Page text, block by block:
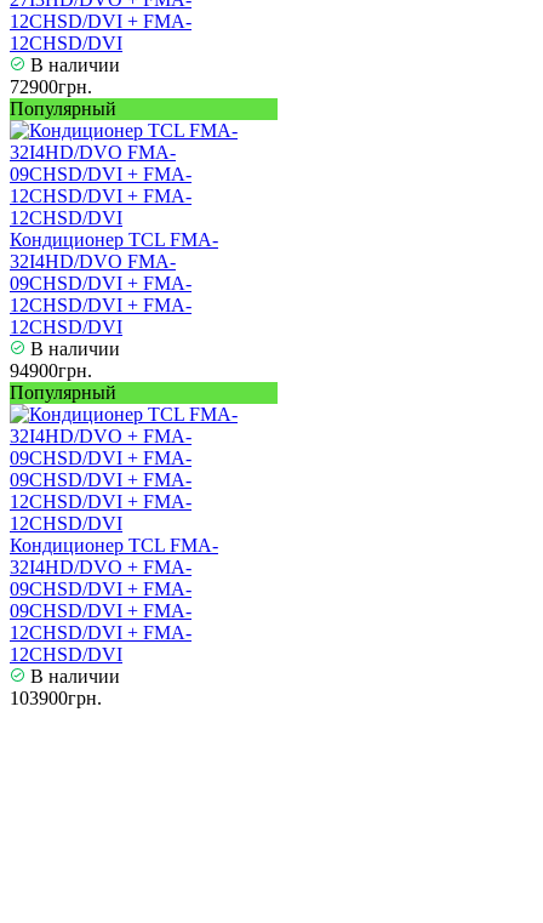
12CHSD/DVI + FMA-
12CHSD/DVI
В наличии
72900грн.
Популярный
Кондиционер TCL FMA-
32I4HD/DVO FMA-
09CHSD/DVI + FMA-
12CHSD/DVI + FMA-
12CHSD/DVI
В наличии
94900грн.
Популярный
Кондиционер TCL FMA-
32I4HD/DVO + FMA-
09CHSD/DVI + FMA-
09CHSD/DVI + FMA-
12CHSD/DVI + FMA-
12CHSD/DVI
В наличии
103900грн.